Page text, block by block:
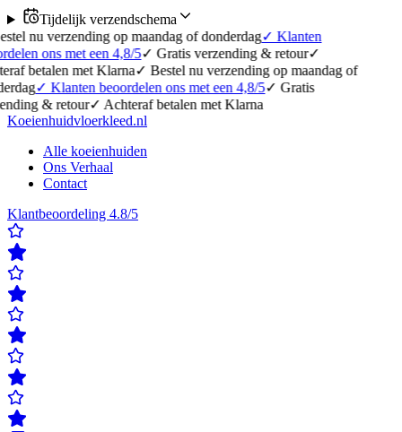
Tijdelijk verzendschema
op maandag of donderdag✓Klanten
een 4,8/5✓Gratis verzending & retour✓
met Klarna✓Bestel nu verzending op maandag of
beoordelen ons met een 4,8/5✓Gratis
✓ Achteraf betalen met Klarna
Koeienhuidvloerkleed.nl
Alle koeienhuiden
Ons Verhaal
Contact
Klantbeoordeling 4.8/5